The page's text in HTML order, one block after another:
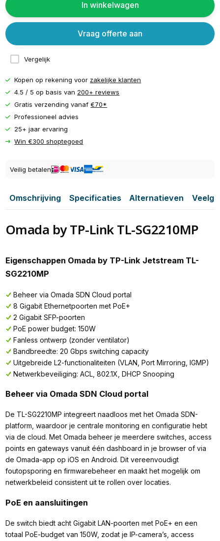
In winkelwagen
Vergelijk
Vraag offerte aan
Kopen op rekening voor zakelijke klanten
4.5 / 5 op basis van 200+ reviews
Gratis verzending vanaf€70*
Professioneel advies
25+ jaar ervaring
Win €300 shoptegoed
Veilig betalen
Omschrijving Specificaties Alternatieven
Omada by TP-Link TL-SG2210MP
Eigenschappen Omada by TP-Link Jetstream TL-
SG2210MP
Beheer via Omada SDN Cloud portal
8 Gigabit Ethernetpoorten met PoE+
2 Gigabit SFP-poorten
PoE power budget: 150W
Fanless ontwerp (zonder ventilator)
Bandbreedte: 20 Gbps switching capacity
Uitgebreide L2-functionaliteiten (VLAN, Port Mirroring, IGMP)
Netwerkbeveiliging: ACL, 802.1X, DHCP Snooping
Beheer via Omada SDN Cloud portal
De TL-SG2210MP integreert naadloos met het Omada SDN-
platform, waardoor je centrale monitoring en configuratie hebt
via de cloud. Met Omada beheer je meerdere switches, access
points en gateways vanuit één dashboard in je browser of via
de Omada-app op iOS en Android. Dit vereenvoudigt
foutopsporing en firmwarebeheer en maakt het mogelijk om
netwerkbeleid consistent uit te rollen over locaties.
PoE en aansluitingen
De switch biedt acht Gigabit LAN-poorten met PoE+ en een
totaal PoE-budget van 150W, zodat je IP-camera’s, access